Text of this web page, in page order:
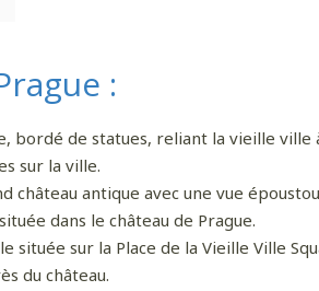
:
bordé de statues, reliant la vieille ville
sur la ville.
château antique avec une vue
dans le château de Prague.
située sur la Place de la Vieille Ville
du château.